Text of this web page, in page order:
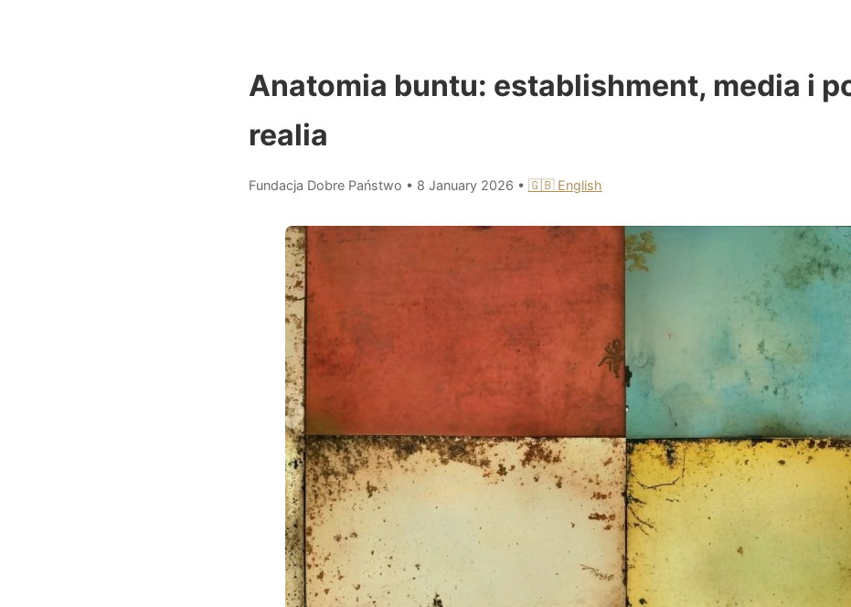
Anatomia buntu: establishment, media i
realia
Fundacja Dobre Państwo • 8 January 2026 • 🇬🇧 English